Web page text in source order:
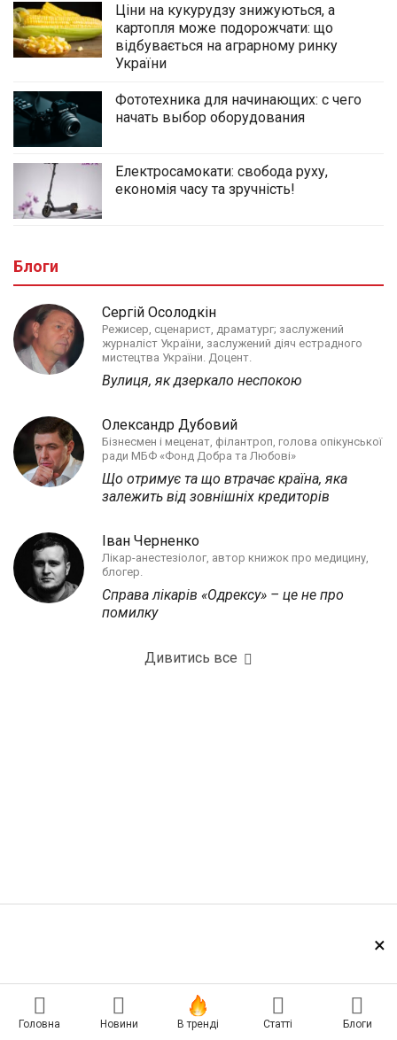
Ціни на кукурудзу знижуються, а
картопля може подорожчати: що
відбувається на аграрному ринку
України
Фототехника для начинающих: с чего
начать выбор оборудования
Електросамокати: свобода руху,
економія часу та зручність!
Блоги
Сергій Осолодкін
Режисер, сценарист, драматург; заслужений
журналіст України, заслужений діяч естрадного
мистецтва України. Доцент.
Вулиця, як дзеркало неспокою
Олександр Дубовий
Бізнесмен і меценат, філантроп, голова опікунської
ради МБФ «Фонд Добра та Любові»
Що отримує та що втрачає країна, яка
залежить від зовнішніх кредиторів
Іван Черненко
Лікар-анестезіолог, автор книжок про медицину,
блогер.
Справа лікарів «Одрексу» – це не про
помилку
Дивитись все
×
Головна Новини В тренді Статті Блоги